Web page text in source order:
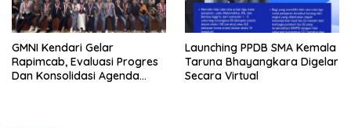
GMNI Kendari Gelar
Rapimcab, Evaluasi Progres
Dan Konsolidasi Agenda
Launching PPDB SMA Kemala
Taruna Bhayangkara Digelar
Secara Virtual